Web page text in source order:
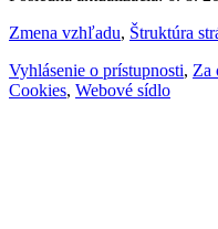
Zmena vzhľadu, Štruktúra
Vyhlásenie o prístupnosti, Za
Cookies, Webové sídlo